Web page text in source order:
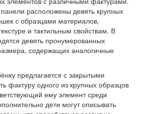
расположены девять крупных
с образцами материалов,
и тактильным свойствам. В
девять пронумерованных
содержащих аналогичные
предлагается с закрытыми
фактуру одного из крупных образцов
ему элемент среди
дети могут описывать